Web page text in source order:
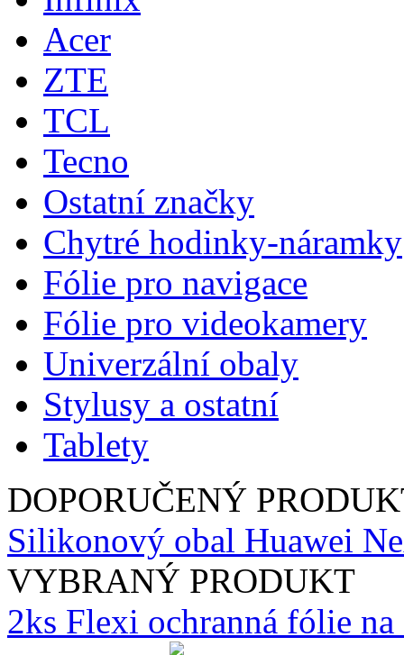
Acer
ZTE
TCL
Tecno
Ostatní značky
Chytré hodinky-náramky
Fólie pro navigace
Fólie pro videokamery
Univerzální obaly
Stylusy a ostatní
Tablety
DOPORUČENÝ
Silikonový obal Huawei
VYBRANÝ PRODUKT
2ks Flexi ochranná fólie